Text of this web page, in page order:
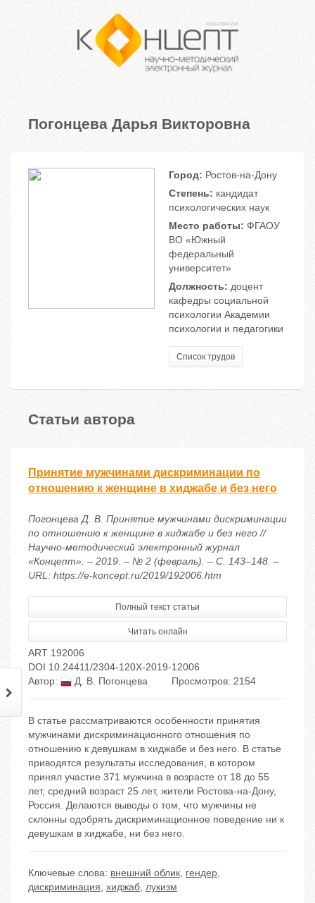
Погонцева Дарья Викторовна
Город: Ростов-на-Дону
Степень: кандидат
психологических наук
Место работы: ФГАОУ
ВО «Южный
федеральный
университет»
Должность: доцент
кафедры социальной
психологии Академии
психологии и педагогики
Список трудов
Статьи автора
Принятие мужчинами дискриминации по
отношению к женщине в хиджабе и без него
Погонцева Д. В. Принятие мужчинами дискриминации
по отношению к женщине в хиджабе и без него //
Научно-методический электронный журнал
«Концепт». – 2019. – № 2 (февраль). – С. 143–148. –
URL: https://e-koncept.ru/2019/192006.htm
Полный текст статьи
Читать онлайн
ART 192006
DOI 10.24411/2304-120X-2019-12006
Автор:
Д. В. Погонцева Просмотров: 2154
В статье рассматриваются особенности принятия
мужчинами дискриминационного отношения по
отношению к девушкам в хиджабе и без него. В статье
приводятся результаты исследования, в котором
принял участие 371 мужчина в возрасте от 18 до 55
лет, средний возраст 25 лет, жители Ростова-на-Дону,
Россия. Делаются выводы о том, что мужчины не
склонны одобрять дискриминационное поведение ни к
девушкам в хиджабе, ни без него.
Ключевые слова: внешний облик, гендер,
дискриминация, хиджаб, лукизм